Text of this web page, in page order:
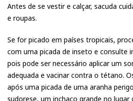
Antes de se vestir e calçar, sacuda
e roupas.
Se for picado em países tropicais,
com uma picada de inseto e consulte
pois pode ser necessário aplicar um
adequada e vacinar contra o tétano.
após uma picada de uma aranha
sudorese, um inchaço grande no lugar